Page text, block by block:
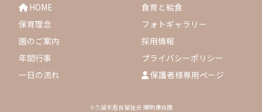
HOME
保育理念
園のご案内
年間行事
一日の流れ
食育と給食
フォトギャラリー
採用情報
プライバシーポリシー
保護者様専用ページ
©久留米遊育福祉会 晴明保育園